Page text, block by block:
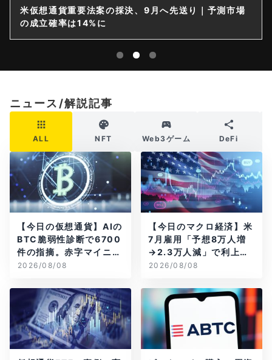
仮想通貨重要法案の採決、9月へ先送り｜予測市場
成立確率は14%に
ニュース/解説記事
ALL NFT Web3ゲーム DeFi
【今日の仮想通貨】AIの
BTC脆弱性診断で6700
件の指摘。赤字マイニン
グ企業はAIに賭ける
2026/08/08
【今日のマクロ経済】米
7月雇用「予想8万人増
→2.3万人減」で利上げ
観測後退
2026/08/08